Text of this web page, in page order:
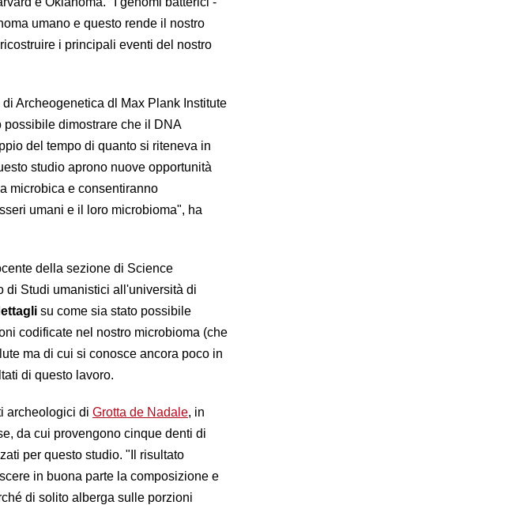
umano e questo rende il nostro
i principali eventi del nostro
Archeogenetica dl Max Plank Institute
possibile dimostrare che il DNA
del tempo di quanto si riteneva in
studio aprono nuove opportunità
microbica e consentiranno
umani e il loro microbioma", ha
della sezione di Science
di Studi umanistici all'università di
su come sia stato possibile
codificate nel nostro microbioma (che
ma di cui si conosce ancora poco in
di questo lavoro.
archeologici di Grotta de Nadale, in
da cui provengono cinque denti di
per questo studio. "Il risultato
in buona parte la composizione e
di solito alberga sulle porzioni